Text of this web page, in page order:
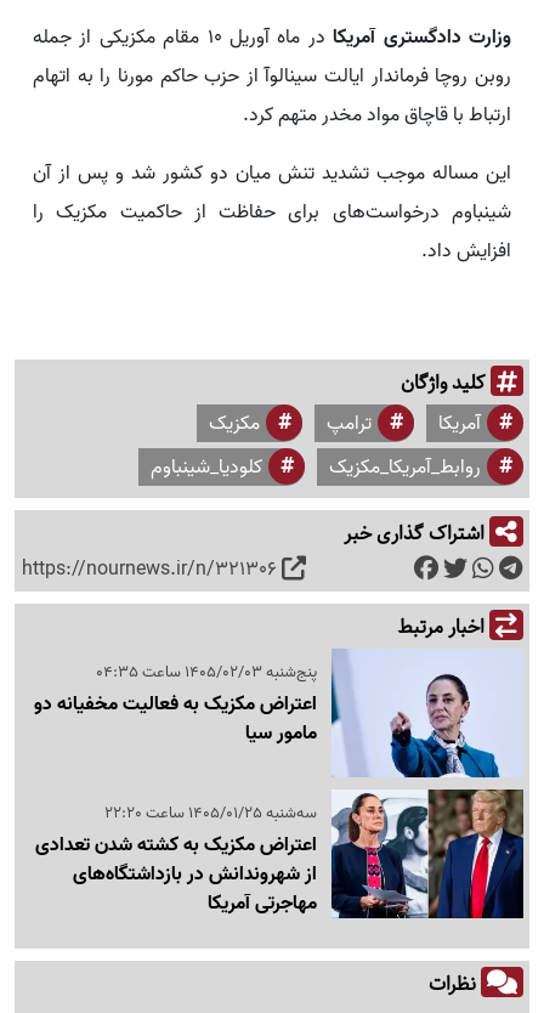
وزارت دادگستری آمریکا
در ماه آوریل ۱۰ مقام مکزیکی از جمله
روبن روچا فرماندار ایالت سینالوآ از حزب حاکم مورنا را به اتهام
ارتباط با قاچاق مواد مخدر متهم کرد.
این مساله موجب تشدید تنش میان دو کشور شد و پس از آن
شینباوم درخواست‌های برای حفاظت از حاکمیت مکزیک را
افزایش داد.
کلید واژگان
آمریکا ترامپ
مکزیک
روابط_آمریکا_مکزیک
کلودیا_شینباوم
اشتراک گذاری خبر
https://nournews.ir/n/321306
اخبار مرتبط
پنج‌شنبه 1405/02/03 ساعت 04:35
اعتراض مکزیک به فعالیت مخفیانه دو
مامور سیا
سه‌شنبه 1405/01/25 ساعت 22:20
اعتراض مکزیک به کشته شدن تعدادی
از شهروندانش در بازداشتگاه‌های
مهاجرتی آمریکا
نظرات